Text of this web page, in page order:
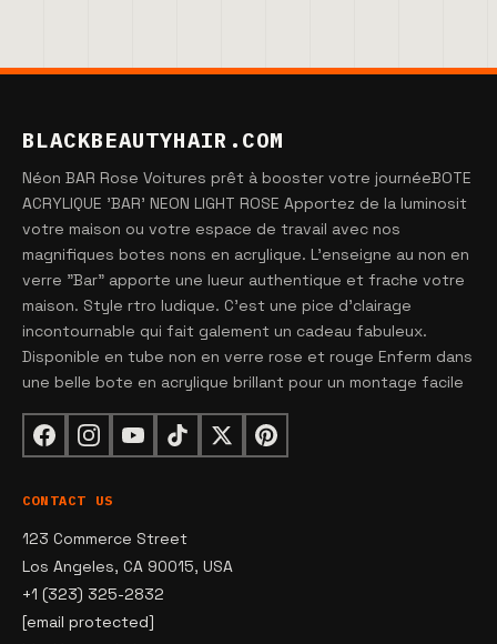
BLACKBEAUTYHAIR.COM
Néon BAR Rose Voitures prêt à booster votre journéeBOTE
ACRYLIQUE 'BAR' NEON LIGHT ROSE Apportez de la luminosit
votre maison ou votre espace de travail avec nos
magnifiques botes nons en acrylique. L'enseigne au non en
verre "Bar" apporte une lueur authentique et frache votre
maison. Style rtro ludique. C'est une pice d'clairage
incontournable qui fait galement un cadeau fabuleux.
Disponible en tube non en verre rose et rouge Enferm dans
une belle bote en acrylique brillant pour un montage facile
CONTACT US
123 Commerce Street
Los Angeles, CA 90015, USA
+1 (323) 325-2832
[email protected]